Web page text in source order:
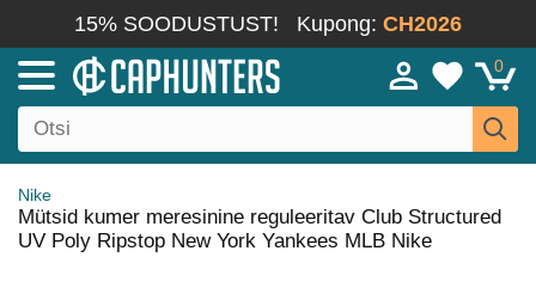
15% SOODUSTUST! Kupong: CH2026
0
Nike
Mütsid kumer meresinine reguleeritav Club Structured
UV Poly Ripstop New York Yankees MLB Nike